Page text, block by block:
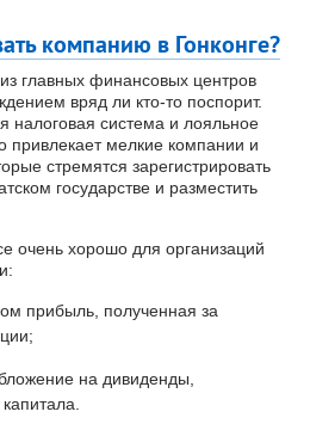
компанию в Гонконге?
главных финансовых центров
вряд ли кто-то поспорит.
налоговая система и лояльное
привлекает мелкие компании и
стремятся зарегистрировать
государстве и разместить
очень хорошо для организаций
прибыль, полученная за
на дивиденды,